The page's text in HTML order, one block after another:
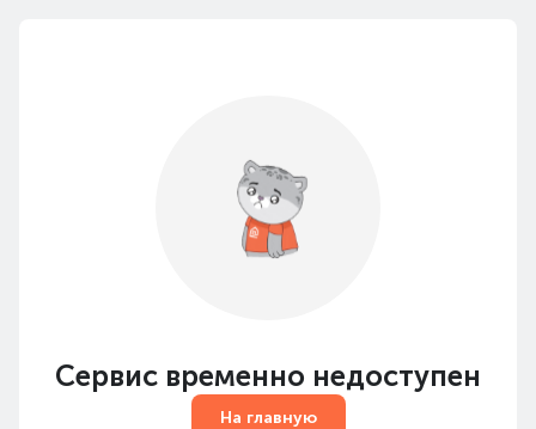
Сервис временно недоступен
На главную